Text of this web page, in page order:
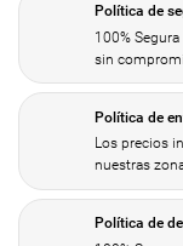
Política de
100%
sin
Política de
Los precios
nuestras
Política de